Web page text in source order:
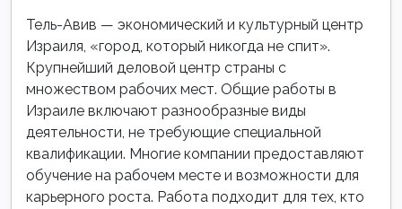
Тель-Авив — экономический и культурный центр
Израиля, «город, который никогда не спит».
Крупнейший деловой центр страны с
множеством рабочих мест. Общие работы в
Израиле включают разнообразные виды
деятельности, не требующие специальной
квалификации. Многие компании предоставляют
обучение на рабочем месте и возможности для
карьерного роста. Работа подходит для тех, кто